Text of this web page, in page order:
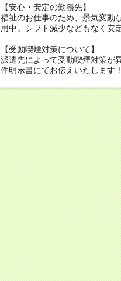
【安心・安定の勤務先】
福祉のお仕事のため、景気変動
用中。シフト減少などもなく安
【受動喫煙対策について】
派遣先によって受動喫煙対策が
件明示書にてお伝えいたします！